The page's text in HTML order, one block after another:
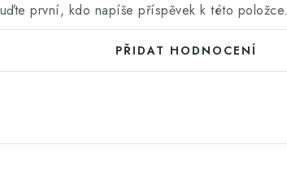
první, kdo napíše příspěvek k této položce.
PŘIDAT HODNOCENÍ